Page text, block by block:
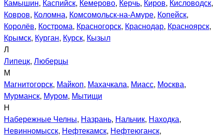
Камышин, Каспийск, Кемерово, Керчь, Киров, Кисловодск,
Ковров, Коломна, Комсомольск-на-Амуре, Копейск,
Королёв, Кострома, Красногорск, Краснодар, Красноярск,
Крымск, Курган, Курск, Кызыл
Л
Липецк, Люберцы
М
Магнитогорск, Майкоп, Махачкала, Миасс, Москва,
Мурманск, Муром, Мытищи
Н
Набережные Челны, Назрань, Нальчик, Находка,
Невинномысск, Нефтекамск, Нефтеюганск,